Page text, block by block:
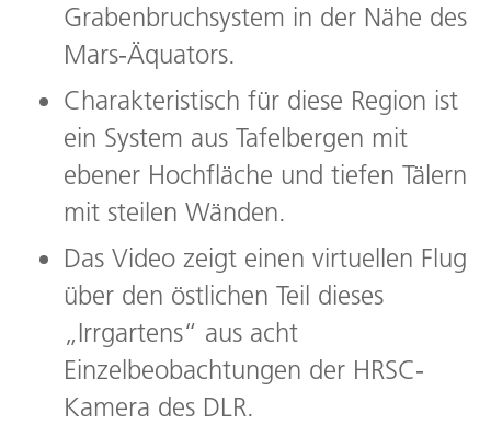
Grabenbruchsystem in der Nähe des
Mars-Äquators.
Charakteristisch für diese Region ist
ein System aus Tafelbergen mit
ebener Hochfläche und tiefen Tälern
mit steilen Wänden.
Das Video zeigt einen virtuellen Flug
über den östlichen Teil dieses
„Irrgartens“ aus acht
Einzelbeobachtungen der HRSC-
Kamera des DLR.